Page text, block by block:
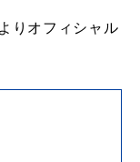
りオフィシャル